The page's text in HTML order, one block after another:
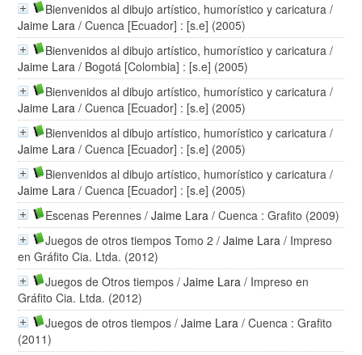
Bienvenidos al dibujo artístico, humorístico y caricatura /
Jaime Lara / Cuenca [Ecuador] : [s.e] (2005)
Bienvenidos al dibujo artístico, humorístico y caricatura /
Jaime Lara / Bogotá [Colombia] : [s.e] (2005)
Bienvenidos al dibujo artístico, humorístico y caricatura /
Jaime Lara / Cuenca [Ecuador] : [s.e] (2005)
Bienvenidos al dibujo artístico, humorístico y caricatura /
Jaime Lara / Cuenca [Ecuador] : [s.e] (2005)
Bienvenidos al dibujo artístico, humorístico y caricatura /
Jaime Lara / Cuenca [Ecuador] : [s.e] (2005)
Escenas Perennes /Jaime Lara / Cuenca : Grafito (2009)
Juegos de otros tiempos Tomo 2 /Jaime Lara / Impreso
en Gráfito Cia. Ltda. (2012)
Juegos de Otros tiempos /Jaime Lara / Impreso en
Gráfito Cia. Ltda. (2012)
Juegos de otros tiempos /Jaime Lara / Cuenca : Grafito
(2011)